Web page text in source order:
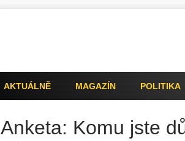
AKTUÁLNĚ MAGAZÍN POLITIKA
Anketa: Komu jste